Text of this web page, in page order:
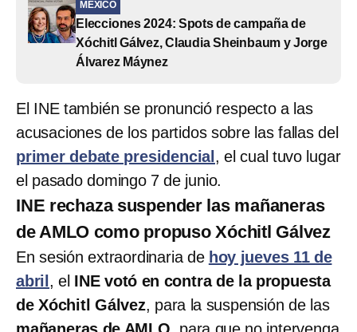
MÉXICO
Elecciones 2024: Spots de campaña de
Xóchitl Gálvez, Claudia Sheinbaum y Jorge
Álvarez Máynez
El INE también se pronunció respecto a las
acusaciones de los partidos sobre las fallas del
primer debate presidencial , el cual tuvo lugar
el pasado domingo 7 de junio.
INE rechaza suspender las mañaneras
de AMLO como propuso Xóchitl Gálvez
En sesión extraordinaria de hoy jueves 11 de
abril , el INE votó en contra de la propuesta
de Xóchitl Gálvez, para la suspensión de las